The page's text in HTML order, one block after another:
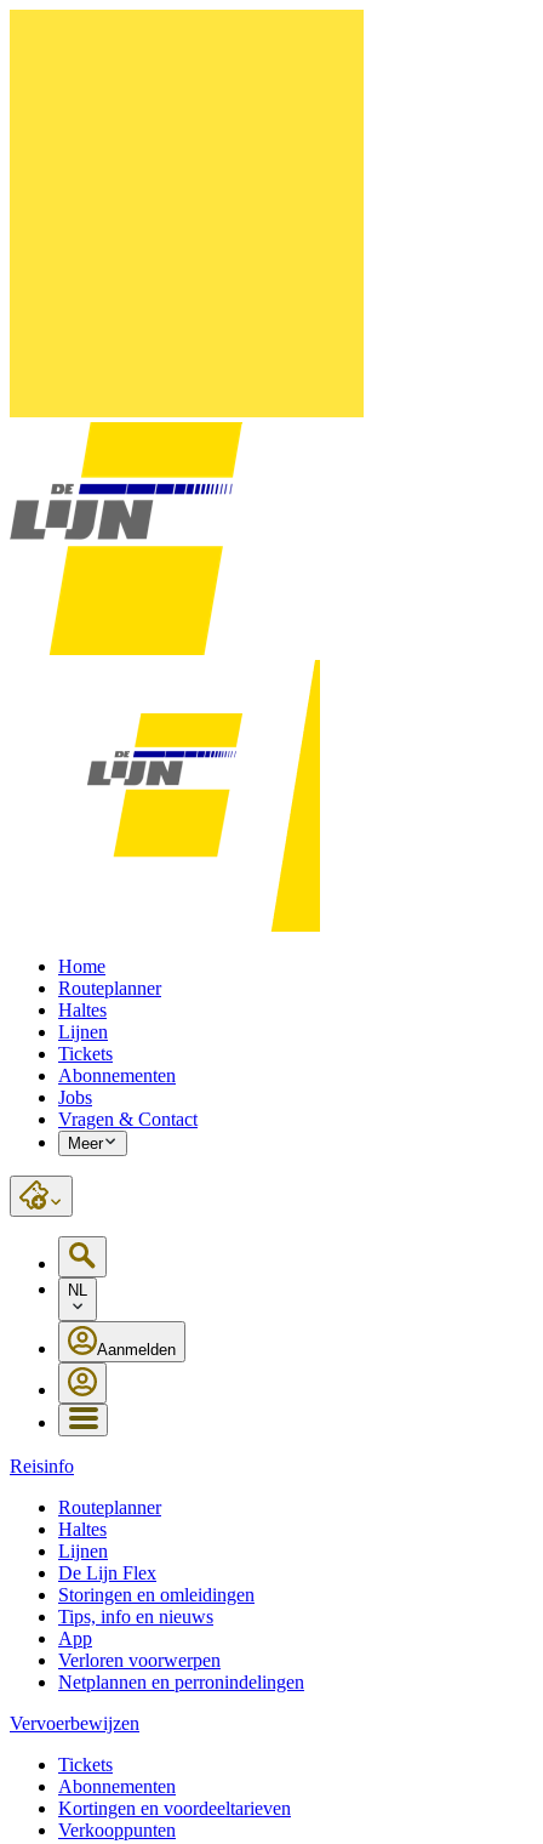
Home
Routeplanner
Haltes
Lijnen
Tickets
Abonnementen
Jobs
Vragen & Contact
Meer
NL
Aanmelden
Reisinfo
Routeplanner
Haltes
Lijnen
De Lijn Flex
Storingen en omleidingen
Tips, info en nieuws
App
Verloren voorwerpen
Netplannen en perronindelingen
Vervoerbewijzen
Tickets
Abonnementen
Kortingen en voordeeltarieven
Verkooppunten